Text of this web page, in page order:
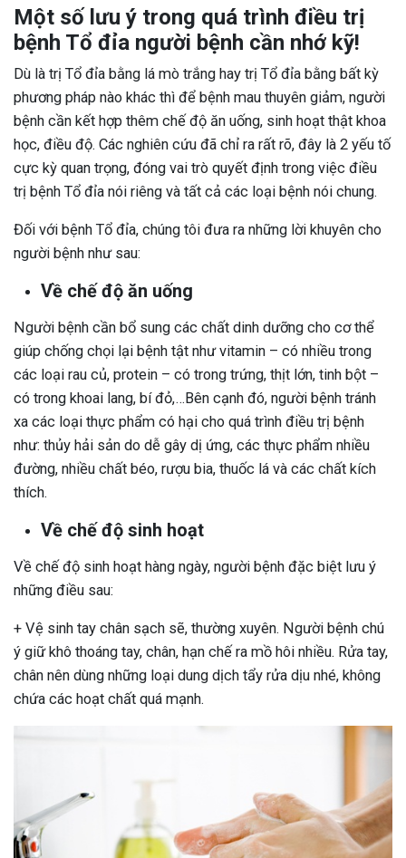
Một số lưu ý trong quá trình điều trị
bệnh Tổ đỉa người bệnh cần nhớ kỹ!
Dù là trị Tổ đỉa bằng lá mò trắng hay trị Tổ đỉa bằng bất kỳ
phương pháp nào khác thì để bệnh mau thuyên giảm, người
bệnh cần kết hợp thêm chế độ ăn uống, sinh hoạt thật khoa
học, điều độ. Các nghiên cứu đã chỉ ra rất rõ, đây là 2 yếu tố
cực kỳ quan trọng, đóng vai trò quyết định trong việc điều
trị bệnh Tổ đỉa nói riêng và tất cả các loại bệnh nói chung.
Đối với bệnh Tổ đỉa, chúng tôi đưa ra những lời khuyên cho
người bệnh như sau:
Về chế độ ăn uống
Người bệnh cần bổ sung các chất dinh dưỡng cho cơ thể
giúp chống chọi lại bệnh tật như vitamin – có nhiều trong
các loại rau củ, protein – có trong trứng, thịt lớn, tinh bột –
có trong khoai lang, bí đỏ,…Bên cạnh đó, người bệnh tránh
xa các loại thực phẩm có hại cho quá trình điều trị bệnh
như: thủy hải sản do dễ gây dị ứng, các thực phẩm nhiều
đường, nhiều chất béo, rượu bia, thuốc lá và các chất kích
thích.
Về chế độ sinh hoạt
Về chế độ sinh hoạt hàng ngày, người bệnh đặc biệt lưu ý
những điều sau:
+ Vệ sinh tay chân sạch sẽ, thường xuyên. Người bệnh chú
ý giữ khô thoáng tay, chân, hạn chế ra mồ hôi nhiều. Rửa tay,
chân nên dùng những loại dung dịch tẩy rửa dịu nhé, không
chứa các hoạt chất quá mạnh.